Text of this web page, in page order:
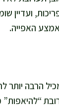
ועדיין
האפייה.
הרבה יותר